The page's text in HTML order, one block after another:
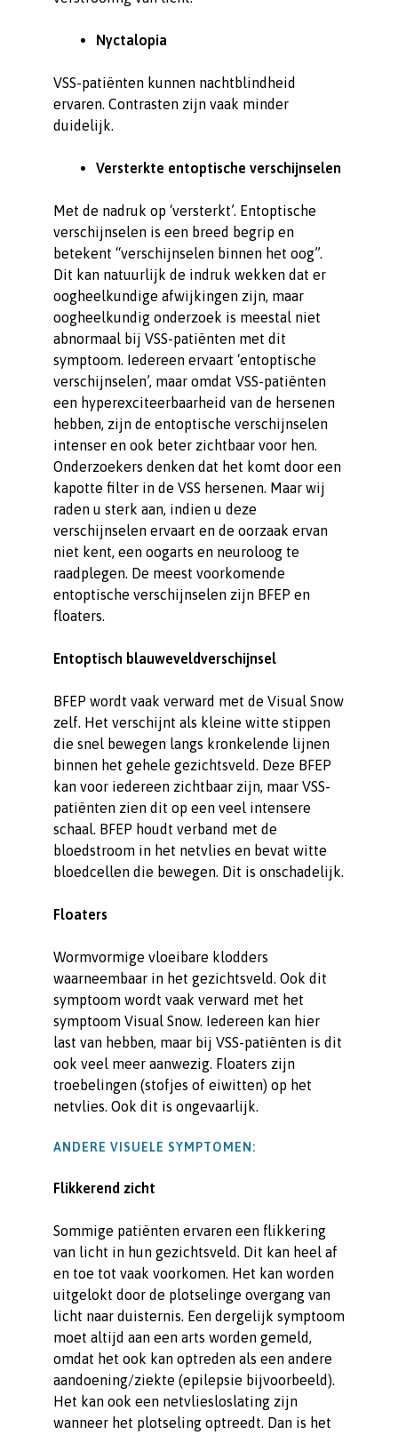
Nyctalopia
VSS-patiënten kunnen nachtblindheid
ervaren. Contrasten zijn vaak minder
duidelijk.
Versterkte entoptische verschijnselen
Met de nadruk op ‘versterkt’. Entoptische
verschijnselen is een breed begrip en
betekent “verschijnselen binnen het oog”.
Dit kan natuurlijk de indruk wekken dat er
oogheelkundige afwijkingen zijn, maar
oogheelkundig onderzoek is meestal niet
abnormaal bij VSS-patiënten met dit
symptoom. Iedereen ervaart ‘entoptische
verschijnselen’, maar omdat VSS-patiënten
een hyperexciteerbaarheid van de hersenen
hebben, zijn de entoptische verschijnselen
intenser en ook beter zichtbaar voor hen.
Onderzoekers denken dat het komt door een
kapotte filter in de VSS hersenen. Maar wij
raden u sterk aan, indien u deze
verschijnselen ervaart en de oorzaak ervan
niet kent, een oogarts en neuroloog te
raadplegen. De meest voorkomende
entoptische verschijnselen zijn BFEP en
floaters.
Entoptisch blauweveldverschijnsel
BFEP wordt vaak verward met de Visual Snow
zelf. Het verschijnt als kleine witte stippen
die snel bewegen langs kronkelende lijnen
binnen het gehele gezichtsveld. Deze BFEP
kan voor iedereen zichtbaar zijn, maar VSS-
patiënten zien dit op een veel intensere
schaal. BFEP houdt verband met de
bloedstroom in het netvlies en bevat witte
bloedcellen die bewegen. Dit is onschadelijk.
Floaters
Wormvormige vloeibare klodders
waarneembaar in het gezichtsveld. Ook dit
symptoom wordt vaak verward met het
symptoom Visual Snow. Iedereen kan hier
last van hebben, maar bij VSS-patiënten is dit
ook veel meer aanwezig. Floaters zijn
troebelingen (stofjes of eiwitten) op het
netvlies. Ook dit is ongevaarlijk.
ANDERE VISUELE SYMPTOMEN:
Flikkerend zicht
Sommige patiënten ervaren een flikkering
van licht in hun gezichtsveld. Dit kan heel af
en toe tot vaak voorkomen. Het kan worden
uitgelokt door de plotselinge overgang van
licht naar duisternis. Een dergelijk symptoom
moet altijd aan een arts worden gemeld,
omdat het ook kan optreden als een andere
aandoening/ziekte (epilepsie bijvoorbeeld).
Het kan ook een netvliesloslating zijn
wanneer het plotseling optreedt. Dan is het